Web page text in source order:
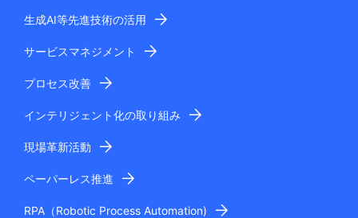
生成AI等先進技術の活用
サービスマネジメント
プロセス改善
インテリジェント化の取り組み
現場革新活動
ペーパーレス推進
RPA（Robotic Process Automation)